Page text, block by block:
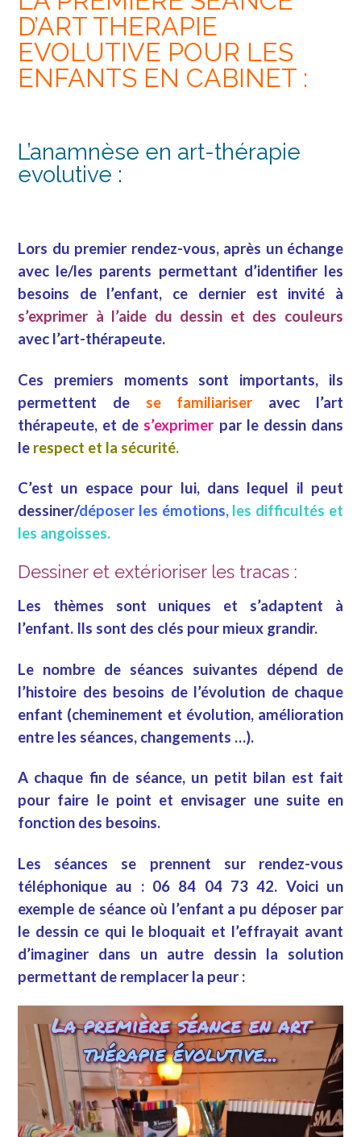
D’ART THERAPIE
EVOLUTIVE POUR LES
ENFANTS EN CABINET :
L’anamnèse en art-thérapie
evolutive :
Lors du premier rendez-vous, après un échange
avec le/les parents permettant d’identifier les
besoins de l’enfant, ce dernier est invité à
s’exprimer à l’aide du dessin et des couleurs
avec l’art-thérapeute.
Ces premiers moments sont importants, ils
permettent de se familiariser avec l’art
thérapeute, et de s’exprimer par le dessin dans
le respect et la sécurité.
C’est un espace pour lui, dans lequel il peut
dessiner/déposer les émotions,les difficultés et
les angoisses.
Dessiner et extérioriser les tracas :
Les thèmes sont uniques et s’adaptent à
l’enfant. Ils sont des clés pour mieux grandir.
Le nombre de séances suivantes dépend de
l’histoire des besoins de l’évolution de chaque
enfant (cheminement et évolution, amélioration
entre les séances, changements …).
A chaque fin de séance, un petit bilan est fait
pour faire le point et envisager une suite en
fonction des besoins.
Les séances se prennent sur rendez-vous
téléphonique au : 06 84 04 73 42. Voici un
exemple de séance où l’enfant a pu déposer par
le dessin ce qui le bloquait et l’effrayait avant
d’imaginer dans un autre dessin la solution
permettant de remplacer la peur :